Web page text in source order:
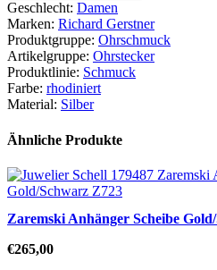
Geschlecht: Damen
Marken: Richard Gerstner
Produktgruppe: Ohrschmuck
Artikelgruppe: Ohrstecker
Produktlinie: Schmuck
Farbe: rhodiniert
Material: Silber
Ähnliche Produkte
Zaremski Anhänger Scheibe
€265,00